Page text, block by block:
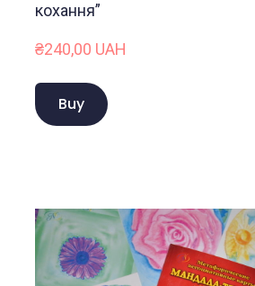
кохання”
₴240,00 UAH
Buy